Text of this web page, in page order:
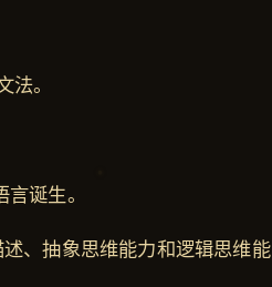
法。
诞生。
、抽象思维能力和逻辑思维能